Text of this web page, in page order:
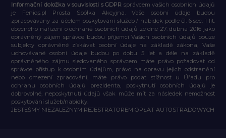
Informační doložka v souvislosti s GDPR správcem vašich osobních údajů
je Feniqs.pl Prosta Spółka Akcyjna. Vaše osobní údaje budou
zpracovávány za účelem poskytování služeb / nabídek podle čl. 6 sec. 1 lit.
obecného nařízení o ochraně osobních údajů ze dne 27. dubna 2016 jako
oprávněný zájem správce budou příjemci Vašich osobních údajů pouze
subjekty oprávněné získávat osobní údaje na základě zákona, Vaše
uchovávané osobní údaje budou po dobu 5 let a déle na základě
oprávněného zájmu sledovaného správcem máte právo požadovat od
správce přístup k osobním údajům, právo na opravu jejich odstranění
nebo omezení zpracování, máte právo podat stížnost u Úřadu pro
ochranu osobních údajů prezidenta, poskytnutí osobních údajů je
dobrovolné, neposkytnutí údajů však může mít za následek nemožnost
poskytování služeb/nabídky.
JESTEŚMY NIEZALEŻNYM REJESTRATOREM OPŁAT AUTOSTRADOWYCH